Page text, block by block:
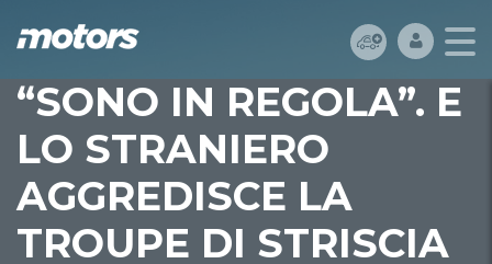
“SONO IN REGOLA”. E
LO STRANIERO
AGGREDISCE LA
TROUPE DI STRISCIA